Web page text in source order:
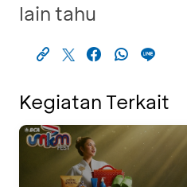
lain tahu
Kegiatan Terkait